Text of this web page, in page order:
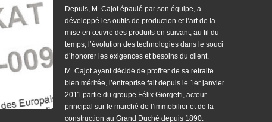
Depuis, M. Cajot épaulé par son équipe, a
développé les outils de production et l’art de la
mise en œuvre des produits en suivant, au fil du
temps, l’évolution des technologies dans le souci
d’honorer les exigences et besoins du client.
M. Cajot ayant décidé de profiter de sa retraite
bien méritée, l’entreprise fait depuis le 1er janvier
2011 partie du groupe Félix Giorgetti, acteur
principal sur le marché de l’immobilier et de la
construction au Grand Duché depuis 1890.